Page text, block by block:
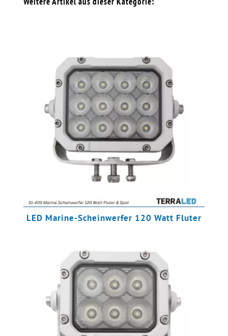
LED Marine-Scheinwerfer 120 Watt Fluter